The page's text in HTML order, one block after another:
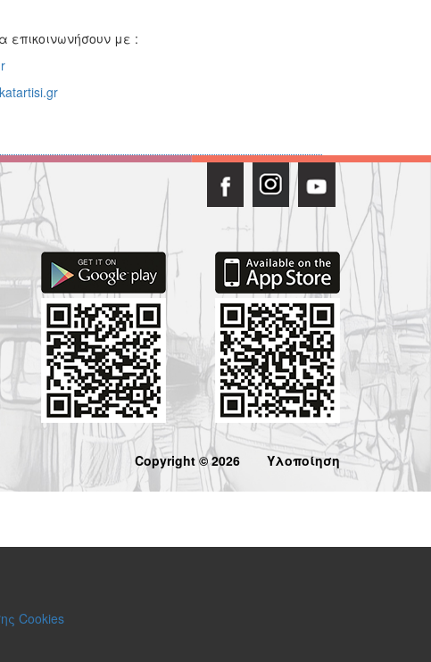
επικοινωνήσουν με :
Copyright © 2026 Υλοποίηση
Cookies